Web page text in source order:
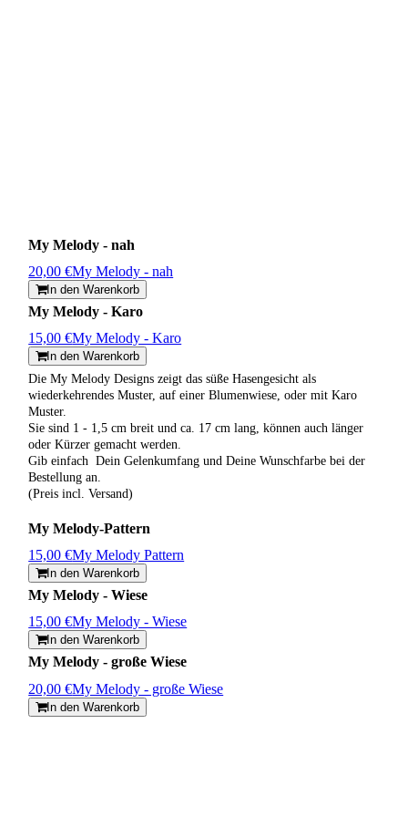
My Melody - nah
20,00 €My Melody - nah
In den Warenkorb
My Melody - Karo
15,00 €My Melody - Karo
In den Warenkorb
Die My Melody Designs zeigt das süße Hasengesicht als
wiederkehrendes Muster, auf einer Blumenwiese, oder mit Karo
Muster.
Sie sind 1 - 1,5 cm breit und ca. 17 cm lang, können auch länger
oder Kürzer gemacht werden.
Gib einfach Dein Gelenkumfang und Deine Wunschfarbe bei der
Bestellung an.
(Preis incl. Versand)
My Melody-Pattern
15,00 €My Melody Pattern
In den Warenkorb
My Melody - Wiese
15,00 €My Melody - Wiese
In den Warenkorb
My Melody - große Wiese
20,00 €My Melody - große Wiese
In den Warenkorb